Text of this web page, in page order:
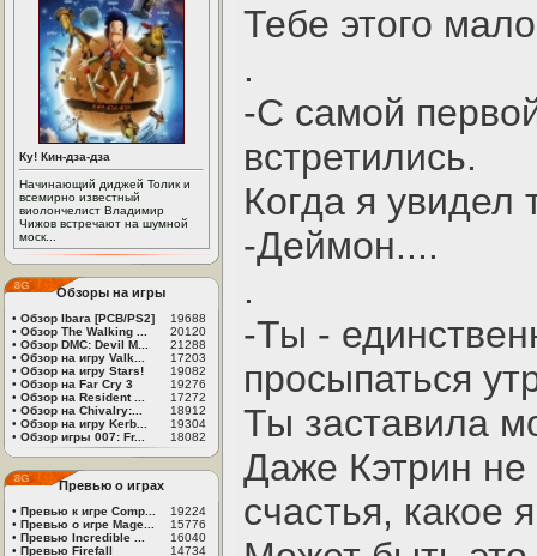
Ку! Кин-дза-дза
Начинающий диджей Толик и
всемирно известный
виолончелист Владимир
Чижов встречают на шумной
моск...
Обзоры на игры
• Обзор Ibara [PCB/PS2]
19688
• Обзор The Walking ...
20120
• Обзор DMC: Devil M...
21288
• Обзор на игру Valk...
17203
• Обзор на игру Stars!
19082
• Обзор на Far Cry 3
19276
• Обзор на Resident ...
17272
• Обзор на Chivalry:...
18912
• Обзор на игру Kerb...
19304
• Обзор игры 007: Fr... 18082
Превью о играх
• Превью к игре Comp...
19224
• Превью о игре Mage...
15776
• Превью Incredible ...
16040
• Превью Firefall
14734
Тебе этого
.
-С самой
встретились.
Когда я увидел
-Деймон....
.
-Ты -
просыпаться
Ты заставила
Даже Кэтрин не
счастья, какое